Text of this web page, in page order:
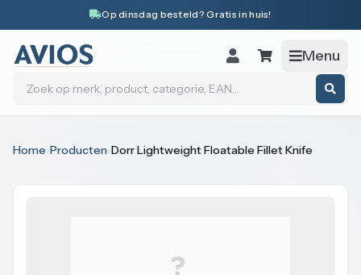
Op dinsdag besteld? Gratis in huis!
Menu
Zoeken
Home›Producten›Dorr Lightweight Floatable Fillet Knife